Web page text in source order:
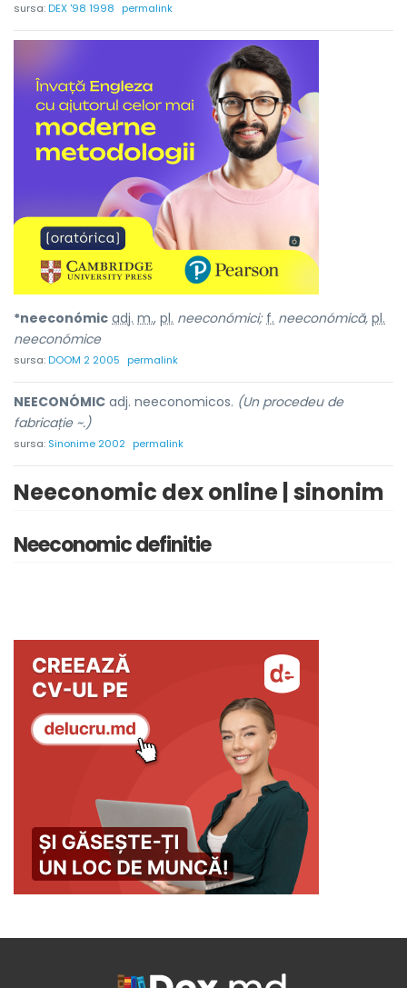
sursa:DEX '98 1998 permalink
*neeconómic adj. m., pl. neeconómici; f. neeconómică, pl.
neeconómice
sursa:DOOM 2 2005 permalink
NEECONÓMIC adj. neeconomicos. (Un procedeu de
fabricație ~.)
sursa: Sinonime 2002 permalink
Neeconomic dex online | sinonim
Neeconomic definitie